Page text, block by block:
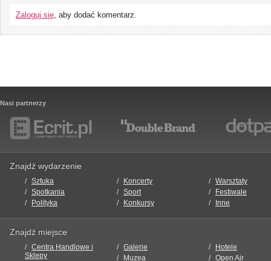
Zaloguj się, aby dodać komentarz.
Nasi partnerzy
Znajdź wydarzenie
Sztuka Koncerty
Warsztaty
Spotkania
Sport
Festiwale
Polityka
Konkursy Inne
Znajdź miejsce
Centra Handlowe i
Sklepy
Galerie
Hotele
Muzea
Open Air